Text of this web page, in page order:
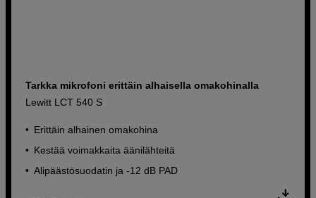
Tarkka mikrofoni erittäin alhaisella omakohinalla
Lewitt LCT 540 S
Erittäin alhainen omakohina
Kestää voimakkaita äänilähteitä
Alipäästösuodatin ja -12 dB PAD